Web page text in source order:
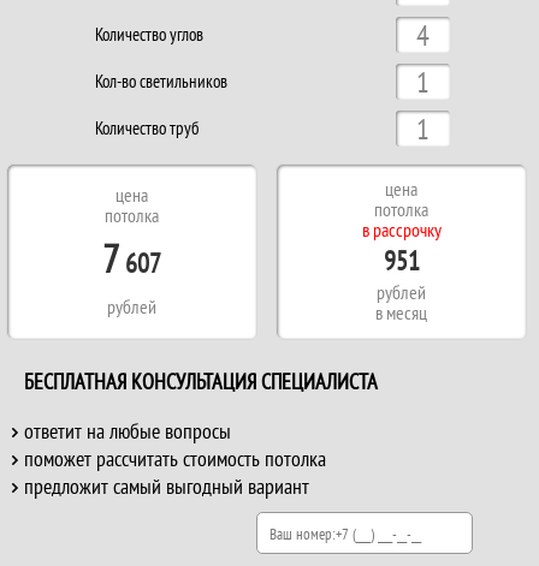
Количество углов
Кол-во светильников
Количество труб
цена
потолка
7 607
рублей
цена
потолка
в рассрочку
951
рублей
в месяц
БЕСПЛАТНАЯ КОНСУЛЬТАЦИЯ СПЕЦИАЛИСТА
ответит на любые вопросы
поможет рассчитать стоимость потолка
предложит самый выгодный вариант